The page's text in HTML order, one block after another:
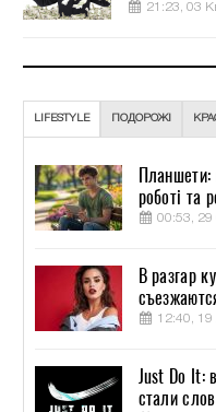
21:23, 03
LIFESTYLE ПОДОРОЖІ
Планшети:
роботі та
00:53, 29
В разгар
12:40,
Just Do It:
стали